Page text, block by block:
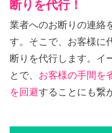
断りを代行！
業者へのお断りの連絡
す。そこで、お客様に
断りを代行します。イ
とで、 お客様の手間を
を回避することにも繋